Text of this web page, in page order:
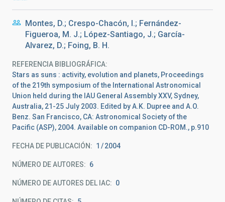
Montes, D.; Crespo-Chacón, I.; Fernández-
Figueroa, M. J.; López-Santiago, J.; García-
Alvarez, D.; Foing, B. H.
REFERENCIA BIBLIOGRÁFICA
Stars as suns : activity, evolution and planets, Proceedings
of the 219th symposium of the International Astronomical
Union held during the IAU General Assembly XXV, Sydney,
Australia, 21-25 July 2003. Edited by A.K. Dupree and A.O.
Benz. San Francisco, CA: Astronomical Society of the
Pacific (ASP), 2004. Available on companion CD-ROM., p.910
FECHA DE PUBLICACIÓN: 1 2004
NÚMERO DE AUTORES 6
NÚMERO DE AUTORES DEL IAC 0